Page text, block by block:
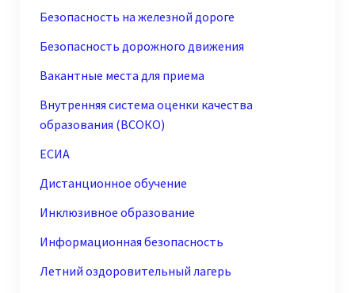
Безопасность на железной дороге
Безопасность дорожного движения
Вакантные места для приема
Внутренняя система оценки качества
образования (ВСОКО)
ЕСИА
Дистанционное обучение
Инклюзивное образование
Информационная безопасность
Летний оздоровительный лагерь